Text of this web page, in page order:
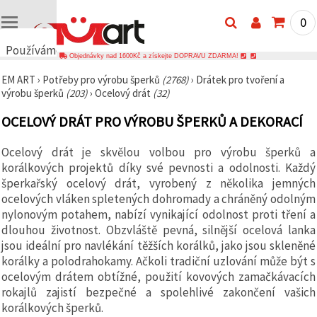
Používáme
🍪
Používáme
podobné
technologie,
zajistili
správné
fungování
webu,
zlepšili vaše
prostředí
při jeho
používání a
s vaším
souhlasem
analyzovali
návštěvnost
a
zobrazovali
relevantnější
0
Objednávky nad 1600Kč a získejte DOPRAVU ZDARMA!
EM ART › Potřeby pro výrobu šperků (2768)› Drátek pro tvoření a
výrobu šperků (203)› Ocelový drát (32)
OCELOVÝ DRÁT PRO VÝROBU ŠPERKŮ A DEKORACÍ
Ocelový drát je skvělou volbou pro výrobu šperků a
korálkových projektů díky své pevnosti a odolnosti. Každý
šperkařský ocelový drát, vyrobený z několika jemných
ocelových vláken spletených dohromady a chráněný odolným
nylonovým potahem, nabízí vynikající odolnost proti tření a
dlouhou životnost. Obzvláště pevná, silnější ocelová lanka
jsou ideální pro navlékání těžších korálků, jako jsou skleněné
korálky a polodrahokamy. Ačkoli tradiční uzlování může být s
ocelovým drátem obtížné, použití kovových zamačkávacích
rokajlů zajistí bezpečné a spolehlivé zakončení vašich
korálkových šperků.